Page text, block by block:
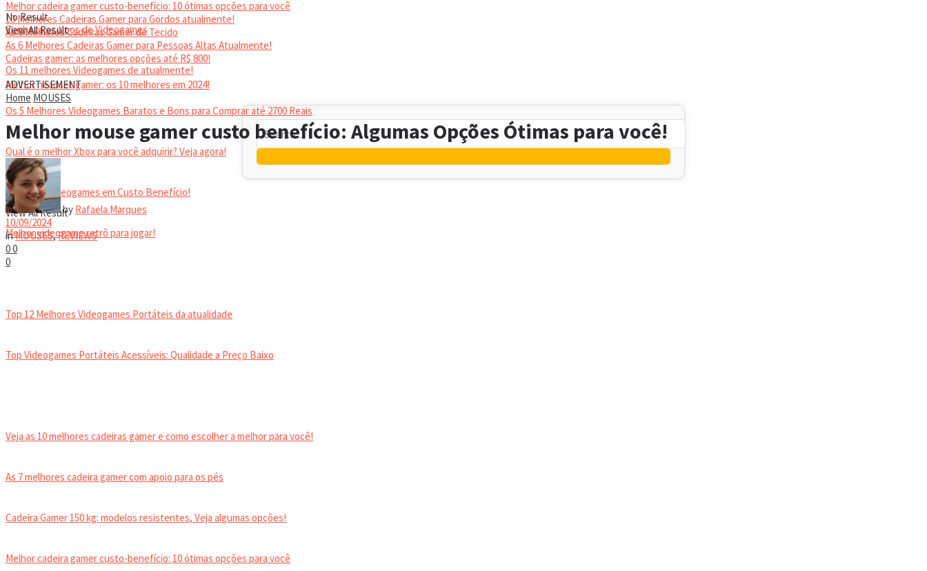
Melhor cadeira gamer custo-benefício: 10 ótimas opções para você
10 Melhores Cadeiras Gamer para Gordos atualmente!
As 6 Melhores Cadeiras Gamer de Tecido
As 6 Melhores Cadeiras Gamer para Pessoas Altas Atualmente!
Cadeiras gamer: as melhores opções até R$ 800!
HEADSET
Melhor headset gamer: os 10 melhores em 2024!
No Result
View All Result
Conheça os tipos de Videogames
Os 11 melhores Videogames de atualmente!
Os 5 Melhores Videogames Baratos e Bons para Comprar até 2700 Reais
Qual é o melhor Xbox para você adquirir? Veja agora!
Melhores Videogames em Custo Benefício!
Melhor videogame retrô para jogar!
Top 12 Melhores Videogames Portáteis da atualidade
Top Videogames Portáteis Acessíveis: Qualidade a Preço Baixo
Veja as 10 melhores cadeiras gamer e como escolher a melhor para você!
As 7 melhores cadeira gamer com apoio para os pés
Cadeira Gamer 150 kg: modelos resistentes, Veja algumas opções!
Melhor cadeira gamer custo-benefício: 10 ótimas opções para você
No Result
View All Result
ADVERTISEMENT
Home MOUSES
Melhor mouse gamer custo benefício: Algumas Opções Ótimas para você!
by Rafaela Marques
10/09/2024
inMOUSES,REVIEWS
00
0